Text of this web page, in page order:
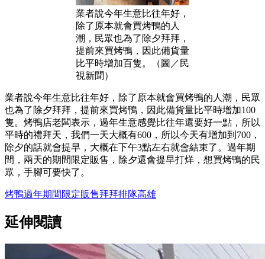
業者說今年生意比往年好，
除了原本就會買烤鴨的人
潮，民眾也為了除夕拜拜，
提前來買烤鴨，因此備貨量
比平時增加百隻。（圖／民
視新聞）
業者說今年生意比往年好，除了原本就會買烤鴨的人潮，民眾
也為了除夕拜拜，提前來買烤鴨，因此備貨量比平時增加100
隻。烤鴨店老闆表示，過年生意感覺比往年還要好一點，所以
平時的禮拜天，我們一天大概有600，所以今天有增加到700，
除夕的話就會提早，大概在下午3點左右就會結束了。過年期
間，兩天的期間限定販售，除夕還會提早打烊，想買烤鴨的民
眾，手腳可要快了。
烤鴨過年期間限定販售拜拜排隊高雄
延伸閱讀